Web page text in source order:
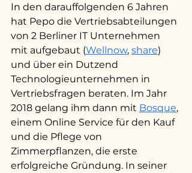
In den darauffolgenden 6 Jahren
hat Pepo die Vertriebsabteilungen
von 2 Berliner IT Unternehmen
mit aufgebaut (Wellnow, share)
und über ein Dutzend
Technologieunternehmen in
Vertriebsfragen beraten. Im Jahr
2018 gelang ihm dann mit Bosque,
einem Online Service für den Kauf
und die Pflege von
Zimmerpflanzen, die erste
erfolgreiche Gründung. In seiner